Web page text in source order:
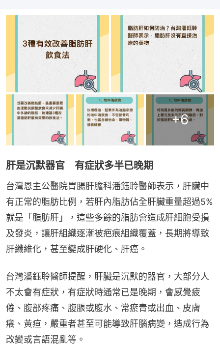
+6
肝是沉默器官 有症狀多半已晚期
台灣恩主公醫院胃腸肝膽科潘鈺聆醫師表示，肝臟中
有正常的脂肪比例，若肝內脂肪佔全肝臟重量超過5%
就是「脂肪肝」，這些多餘的脂肪會造成肝細胞受損
及發炎，讓肝組織逐漸被疤痕組織覆蓋，長期將導致
肝纖維化，甚至變成肝硬化、肝癌。
台灣潘鈺聆醫師提醒，肝臟是沉默的器官，大部分人
不太會有症狀，有症狀時通常已是晚期，會感覺疲
倦、腹部疼痛、腹脹或腹水、常瘀青或出血、皮膚
癢、黃疸，嚴重者甚至可能導致肝腦病變，造成行為
改變或言語混亂等。